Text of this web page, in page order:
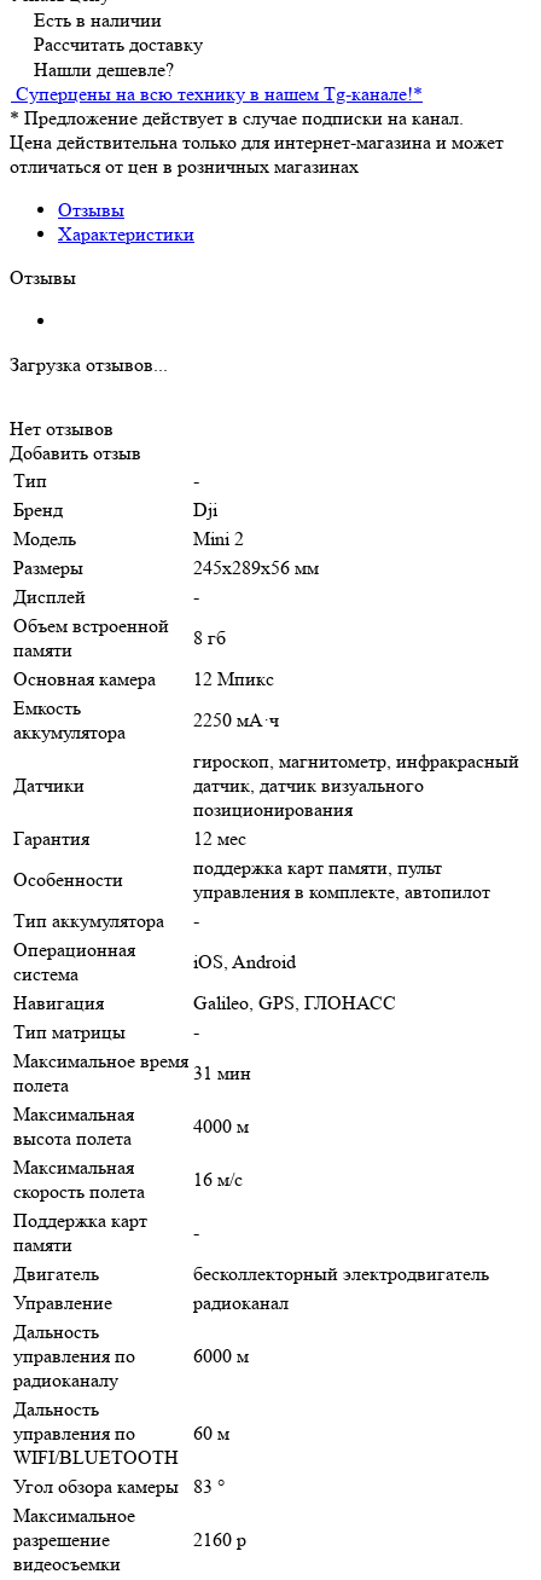
Есть в наличии
Рассчитать доставку
Нашли дешевле?
Суперцены на всю технику в нашем Tg-канале!*
* Предложение действует в случае подписки на канал.
Цена действительна только для интернет-магазина и может
отличаться от цен в розничных магазинах
Отзывы
Характеристики
Отзывы
Загрузка отзывов...
Нет отзывов
Добавить отзыв
Тип
-
Бренд
Dji
Модель
Mini 2
Размеры
245x289x56 мм
Дисплей
-
Объем встроенной
памяти
8 гб
Основная камера
12 Мпикс
Емкость
аккумулятора
2250 мА·ч
Датчики
гироскоп, магнитометр, инфракрасный
датчик, датчик визуального
позиционирования
Гарантия
12 мес
Особенности
поддержка карт памяти, пульт
управления в комплекте, автопилот
Тип аккумулятора
-
Операционная
система
iOS, Android
Навигация
Galileo, GPS, ГЛОНАСС
Тип матрицы
-
Максимальное время
полета
31 мин
Максимальная
высота полета
4000 м
Максимальная
скорость полета
16 м/с
Поддержка карт
памяти
-
Двигатель
бесколлекторный электродвигатель
Управление
радиоканал
Дальность
управления по
радиоканалу
6000 м
Дальность
управления по
WIFI/BLUETOOTH
60 м
Угол обзора камеры
83 °
Максимальное
разрешение
видеосъемки
2160 p